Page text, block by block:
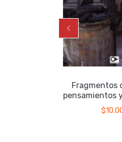
Fragmentos
pensamientos
$